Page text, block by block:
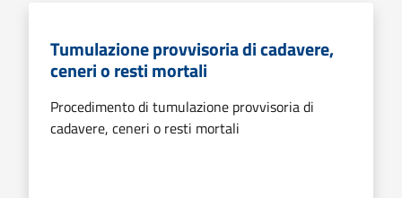
Tumulazione provvisoria di cadavere,
ceneri o resti mortali
Procedimento di tumulazione provvisoria di
cadavere, ceneri o resti mortali